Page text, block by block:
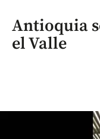
Antioquia
el Valle